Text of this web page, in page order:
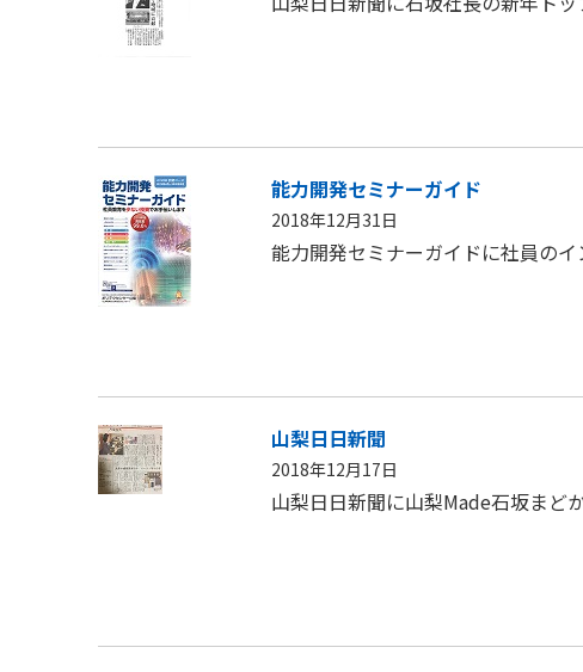
能力開発セミナーガイド
2018年12月31日
能力開発セミナーガイドに社員の
山梨日日新聞
2018年12月17日
山梨日日新聞に山梨Made石坂まど